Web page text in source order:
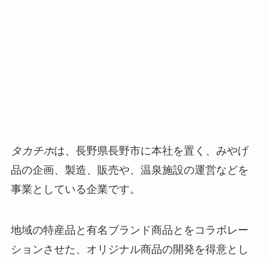
タカチホは、長野県長野市に本社を置く、みやげ
品の企画、製造、販売や、温泉施設の運営などを
事業としている企業です。
地域の特産品と有名ブランド商品とをコラボレー
ションさせた、オリジナル商品の開発を得意とし